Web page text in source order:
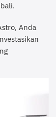
Anda